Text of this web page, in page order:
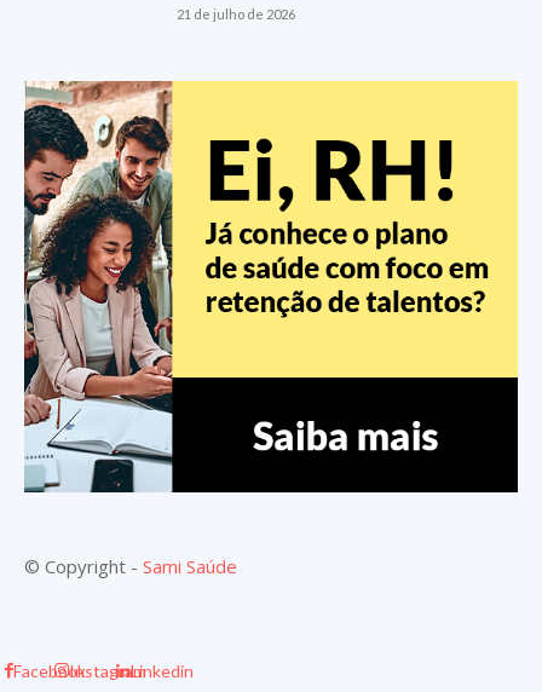
21 de julho de 2026
© Copyright - Sami Saúde
FacebookInstagramLinkedin